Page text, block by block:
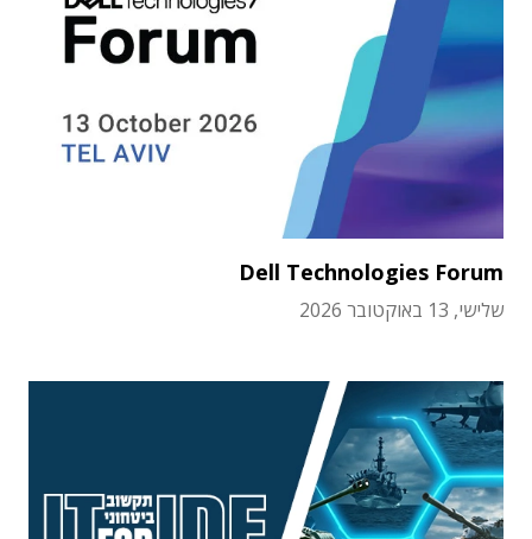
Dell Technologies Forum
שלישי, 13 באוקטובר 2026